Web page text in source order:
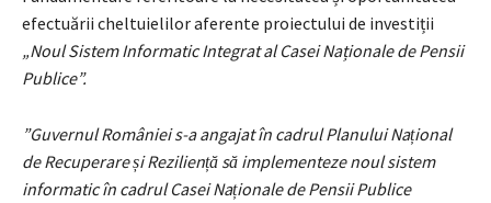
efectuării cheltuielilor aferente proiectului de investiții
„Noul Sistem Informatic Integrat al Casei Naționale de Pensii
Publice”.
”Guvernul României s-a angajat în cadrul Planului Național
de Recuperare și Reziliență să implementeze noul sistem
informatic în cadrul Casei Naționale de Pensii Publice